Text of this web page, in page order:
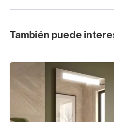
También puede